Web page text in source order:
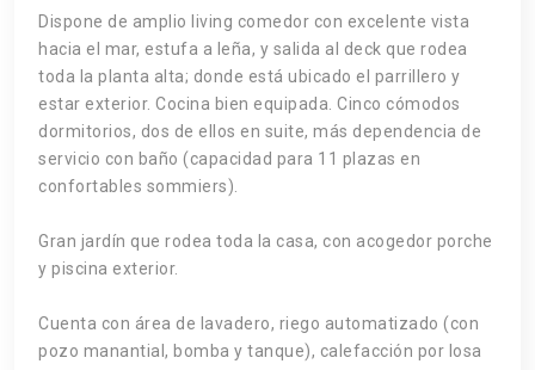
Dispone de amplio living comedor con excelente vista
hacia el mar, estufa a leña, y salida al deck que rodea
toda la planta alta; donde está ubicado el parrillero y
estar exterior. Cocina bien equipada. Cinco cómodos
dormitorios, dos de ellos en suite, más dependencia de
servicio con baño (capacidad para 11 plazas en
confortables sommiers).
Gran jardín que rodea toda la casa, con acogedor porche
y piscina exterior.
Cuenta con área de lavadero, riego automatizado (con
pozo manantial, bomba y tanque), calefacción por losa